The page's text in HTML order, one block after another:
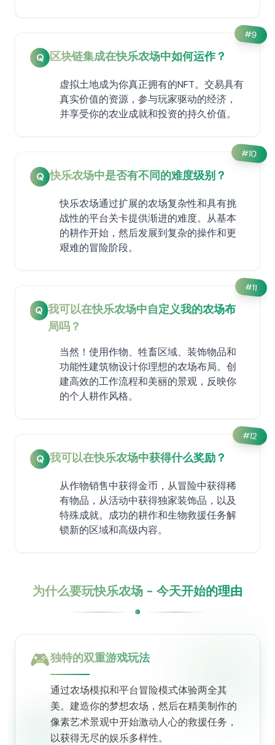
#9
Q 区块链集成在快乐农场中如何运作？
虚拟土地成为你真正拥有的NFT。交易具有
真实价值的资源，参与玩家驱动的经济，
并享受你的农业成就和投资的持久价值。
#10
Q 快乐农场中是否有不同的难度级别？
快乐农场通过扩展的农场复杂性和具有挑
战性的平台关卡提供渐进的难度。从基本
的耕作开始，然后发展到复杂的操作和更
艰难的冒险阶段。
#11
Q 我可以在快乐农场中自定义我的农场布
局吗？
当然！使用作物、牲畜区域、装饰物品和
功能性建筑物设计你理想的农场布局。创
建高效的工作流程和美丽的景观，反映你
的个人耕作风格。
#12
Q 我可以在快乐农场中获得什么奖励？
从作物销售中获得金币，从冒险中获得稀
有物品，从活动中获得独家装饰品，以及
特殊成就。成功的耕作和生物救援任务解
锁新的区域和高级内容。
为什么要玩快乐农场 - 今天开始的理由
🎮独特的双重游戏玩法
通过农场模拟和平台冒险模式体验两全其
美。建造你的梦想农场，然后在精美制作的
像素艺术景观中开始激动人心的救援任务，
以获得无尽的娱乐多样性。